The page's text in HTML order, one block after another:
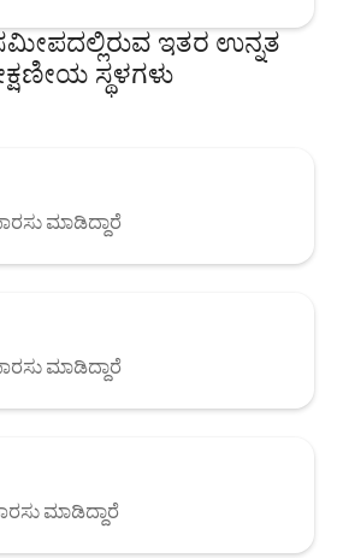
ಇತರ ಉನ್ನತ
ಸ್ಥಳಗಳು
ಮಾಡಿದ್ದಾರೆ
ಮಾಡಿದ್ದಾರೆ
ಮಾಡಿದ್ದಾರೆ